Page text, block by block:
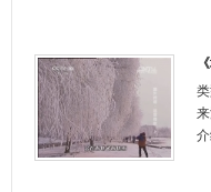
类
来
介